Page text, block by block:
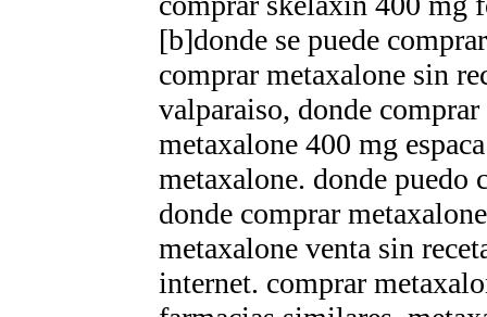
[b]donde se puede
comprar metaxalone sin
valparaiso, donde
metaxalone 400 mg
metaxalone. donde puedo
donde comprar
metaxalone venta sin
internet. comprar